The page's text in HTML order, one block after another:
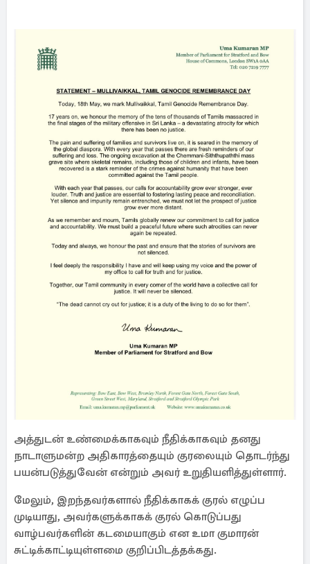
அத்துடன் உண்மைக்காகவும் நீதிக்காகவும் தனது
நாடாளுமன்ற அதிகாரத்தையும் குரலையும் தொடர்ந்து
பயன்படுத்துவேன் என்றும் அவர் உறுதியளித்துள்ளார்.
மேலும், இறந்தவர்களால் நீதிக்காகக் குரல் எழுப்ப
முடியாது, அவர்களுக்காகக் குரல் கொடுப்பது
வாழ்பவர்களின் கடமையாகும் என உமா குமாரன்
சுட்டிக்காட்டியுள்ளமை குறிப்பிடத்தக்கது.